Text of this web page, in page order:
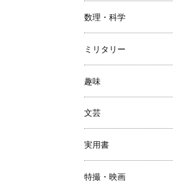
数理・科学
ミリタリー
趣味
文芸
実用書
特撮・映画